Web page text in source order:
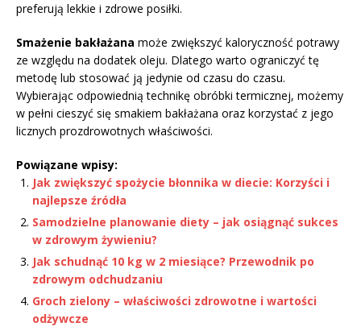
preferują lekkie i zdrowe posiłki.
Smażenie bakłażana może zwiększyć kaloryczność potrawy
ze względu na dodatek oleju. Dlatego warto ograniczyć tę
metodę lub stosować ją jedynie od czasu do czasu.
Wybierając odpowiednią technikę obróbki termicznej, możemy
w pełni cieszyć się smakiem bakłażana oraz korzystać z jego
licznych prozdrowotnych właściwości.
Powiązane wpisy:
Jak zwiększyć spożycie błonnika w diecie: Korzyści i
najlepsze źródła
Samodzielne planowanie diety – jak osiągnąć sukces
w zdrowym żywieniu?
Jak schudnąć 10 kg w 2 miesiące? Przewodnik po
zdrowym odchudzaniu
Groch zielony – właściwości zdrowotne i wartości
odżywcze